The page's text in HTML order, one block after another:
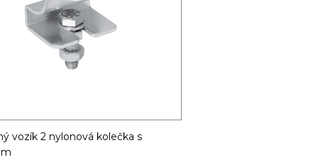
vozík 2 nylonová kolečka s